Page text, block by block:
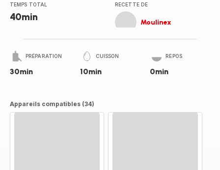
TEMPS TOTAL
40min
RECETTE DE
Moulinex
PRÉPARATION
30min
CUISSON
10min
REPOS
0min
Appareils compatibles (34)